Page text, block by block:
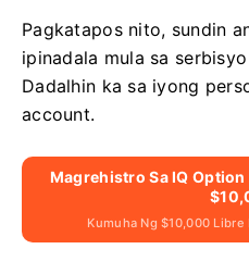
Pagkatapos nito, sundin
ipinadala mula sa
Dadalhin ka sa iyong
account.
Magrehistro Sa IQ
Kumuha Ng $10,000 Libre